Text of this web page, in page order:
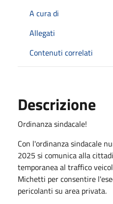
A cura di
Allegati
Contenuti correlati
Descrizione
Ordinanza sindacale!
Con l'ordinanza sindacale
2025 si comunica alla
temporanea al traffico
Michetti per consentire
pericolanti su area privata.